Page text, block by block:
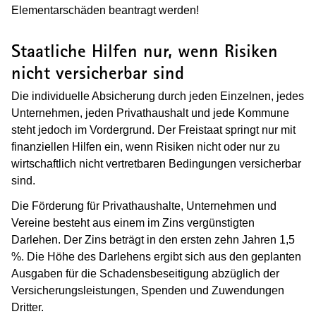
Elementarschäden beantragt werden!
Staatliche Hilfen nur, wenn Risiken
nicht versicherbar sind
Die individuelle Absicherung durch jeden Einzelnen, jedes
Unternehmen, jeden Privathaushalt und jede Kommune
steht jedoch im Vordergrund. Der Freistaat springt nur mit
finanziellen Hilfen ein, wenn Risiken nicht oder nur zu
wirtschaftlich nicht vertretbaren Bedingungen versicherbar
sind.
Die Förderung für Privathaushalte, Unternehmen und
Vereine besteht aus einem im Zins vergünstigten
Darlehen. Der Zins beträgt in den ersten zehn Jahren 1,5
%. Die Höhe des Darlehens ergibt sich aus den geplanten
Ausgaben für die Schadensbeseitigung abzüglich der
Versicherungsleistungen, Spenden und Zuwendungen
Dritter.